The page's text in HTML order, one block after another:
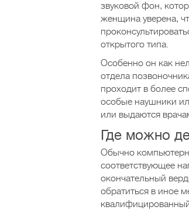
звуковой фон,
женщина уверена,
открытого типа.
Особенно он как
отдела
проходит в более
особые наушники
или выдаются
Где можно
Обычно
соответствующее
окончательный
обратиться в иное